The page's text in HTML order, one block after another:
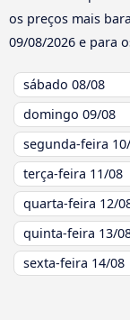
os preços mais
09/08/2026 e para
sábado 08/08
domingo 09/08
segunda-feira
terça-feira 11/08
quarta-feira 12/
quinta-feira 13/
sexta-feira 14/08